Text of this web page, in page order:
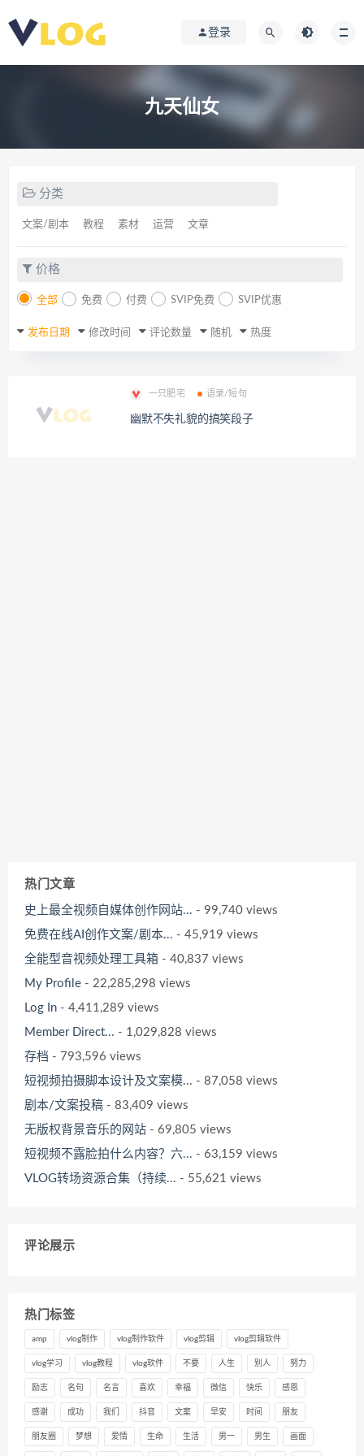
登录
九天仙女
分类
文案/剧本 教程 素材 运营 文章
价格
全部 免费 付费 SVIP免费 SVIP优惠
发布日期 修改时间 评论数量 随机 热度
一只肥宅 语录/短句
幽默不失礼貌的搞笑段子
热门文章
史上最全视频自媒体创作网站... - 99,740 views
免费在线AI创作文案/剧本... - 45,919 views
全能型音视频处理工具箱 - 40,837 views
My Profile - 22,285,298 views
Log In - 4,411,289 views
Member Direct... - 1,029,828 views
存档 - 793,596 views
短视频拍摄脚本设计及文案模... - 87,058 views
剧本/文案投稿 - 83,409 views
无版权背景音乐的网站 - 69,805 views
短视频不露脸拍什么内容？六... - 63,159 views
VLOG转场资源合集（持续... - 55,621 views
评论展示
热门标签
amp vlog制作 vlog制作软件 vlog剪辑 vlog剪辑软件
vlog学习 vlog教程 vlog软件 不要 人生 别人 努力
励志 名句 名言 喜欢 幸福 微信 快乐 感恩
感谢 成功 我们 抖音 文案 早安 时间 朋友
朋友圈 梦想 爱情 生命 生活 男一 男生 画面